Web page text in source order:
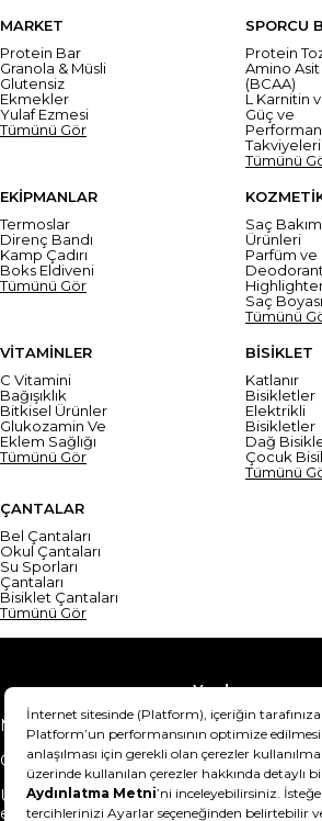
MARKET
Protein Bar
Granola & Müsli
Glutensiz
Ekmekler
Yulaf Ezmesi
Tümünü Gör
SPORCU
Protein
Amino Asit
(BCAA)
L Karnitin
Güç ve
Takviyeleri
Tümünü
EKİPMANLAR
Termoslar
Direnç Bandı
Kamp Çadırı
Boks Eldiveni
Tümünü Gör
Saç Bakım
Ürünleri
Parfüm ve
Saç Boyası
Tümünü
VİTAMİNLER
C Vitamini
Bağışıklık
Bitkisel Ürünler
Glukozamin Ve
Eklem Sağlığı
Tümünü Gör
BİSİKLET
Katlanır
Bisikletler
Elektrikli
Bisikletler
Dağ
Çocuk
Tümünü
ÇANTALAR
Bel Çantaları
Okul Çantaları
Su Sporları
Çantaları
Bisiklet Çantaları
Tümünü Gör
Yardım
Mesafeli Satış Sözleşmesi
Teslimat
Gizlilik Sözleşmesi
Şartlar &
Ürünümü nasıl iade
edebilirim?
Hakkımızda